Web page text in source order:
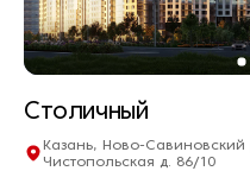
Столичный
Казань, Ново-Савиновский
Чистопольская д. 86/10